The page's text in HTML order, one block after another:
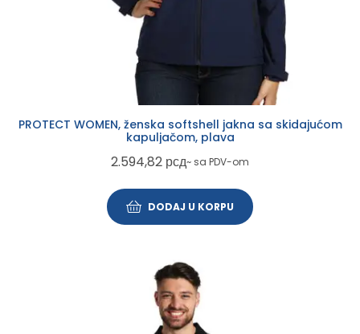
PROTECT WOMEN, ženska softshell jakna sa skidajućom
kapuljačom, plava
2.594,82 рсд~ sa PDV-om
DODAJ U KORPU